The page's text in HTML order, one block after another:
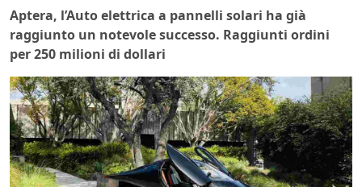
Aptera, l’Auto elettrica a pannelli solari ha già
raggiunto un notevole successo. Raggiunti ordini
per 250 milioni di dollari